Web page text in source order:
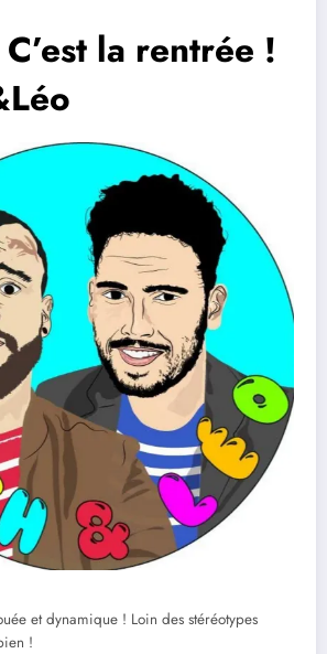
la rentrée !
et dynamique ! Loin des stéréotypes
!